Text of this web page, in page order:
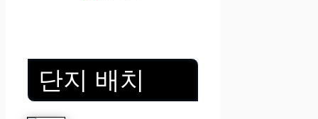
단지 배치